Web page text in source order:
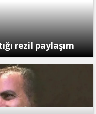
rezil paylaşım